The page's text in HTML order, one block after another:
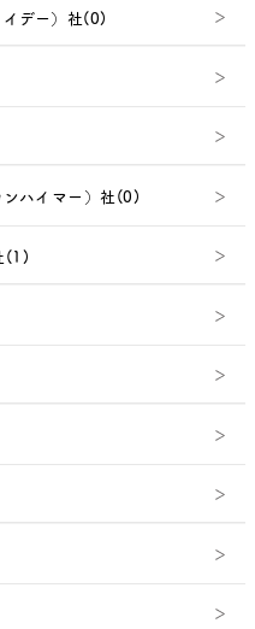
デー）社(0)
ハイマー）社(0)
(1)